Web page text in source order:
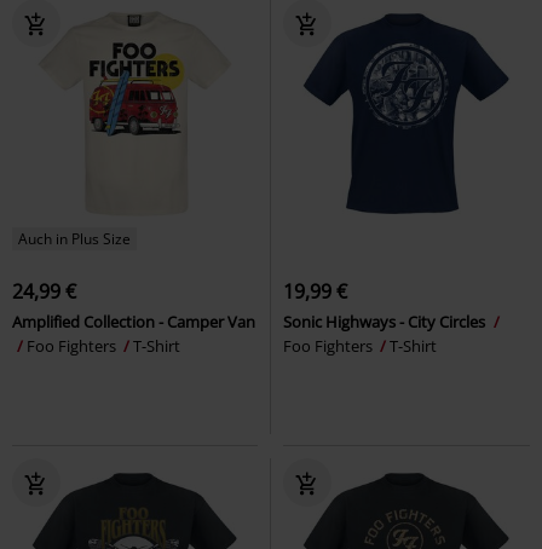
Auch in Plus Size
24,99 €
Amplified Collection - Camper Van
Foo Fighters
T-Shirt
19,99 €
Sonic Highways - City Circles
Foo Fighters
T-Shirt